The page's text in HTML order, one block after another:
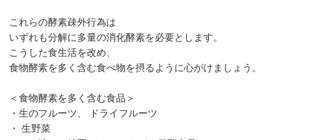
これらの酵素疎外行為は
いずれも分解に多量の消化酵素を必要とします。
こうした食生活を改め、
食物酵素を多く含む食べ物を摂るように心がけましょう。
＜食物酵素を多く含む食品＞
・生のフルーツ、 ドライフルーツ
・ 生野菜